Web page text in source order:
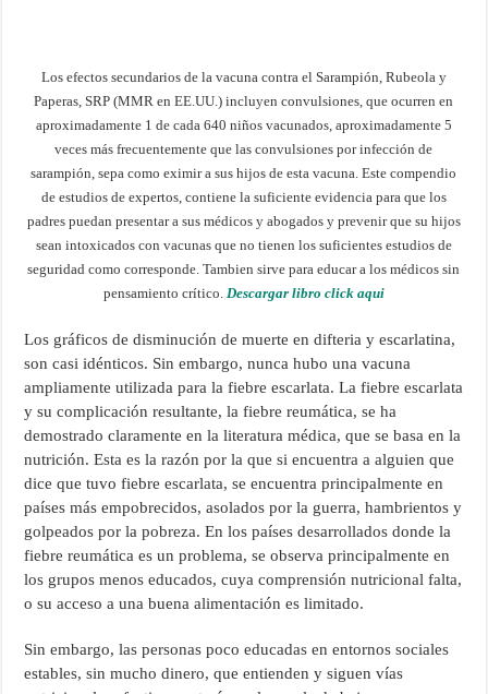
Los efectos secundarios de la vacuna contra el Sarampión, Rubeola y
Paperas, SRP (MMR en EE.UU.) incluyen convulsiones, que ocurren en
aproximadamente 1 de cada 640 niños vacunados, aproximadamente 5
veces más frecuentemente que las convulsiones por infección de
sarampión, sepa como eximir a sus hijos de esta vacuna. Este compendio
de estudios de expertos, contiene la suficiente evidencia para que los
padres puedan presentar a sus médicos y abogados y prevenir que su hijos
sean intoxicados con vacunas que no tienen los suficientes estudios de
seguridad como corresponde. Tambien sirve para educar a los médicos sin
pensamiento crítico. Descargar libro click aqui
Los gráficos de disminución de muerte en difteria y escarlatina,
son casi idénticos. Sin embargo, nunca hubo una vacuna
ampliamente utilizada para la fiebre escarlata. La fiebre escarlata
y su complicación resultante, la fiebre reumática, se ha
demostrado claramente en la literatura médica, que se basa en la
nutrición. Esta es la razón por la que si encuentra a alguien que
dice que tuvo fiebre escarlata, se encuentra principalmente en
países más empobrecidos, asolados por la guerra, hambrientos y
golpeados por la pobreza. En los países desarrollados donde la
fiebre reumática es un problema, se observa principalmente en
los grupos menos educados, cuya comprensión nutricional falta,
o su acceso a una buena alimentación es limitado.
Sin embargo, las personas poco educadas en entornos sociales
estables, sin mucho dinero, que entienden y siguen vías